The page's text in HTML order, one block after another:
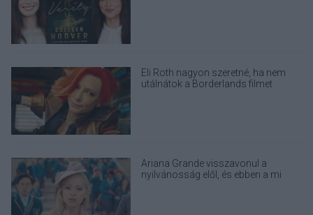
Eli Roth nagyon szeretné, ha nem
utálnátok a Borderlands filmet
Ariana Grande visszavonul a
nyilvánosság elől, és ebben a mi